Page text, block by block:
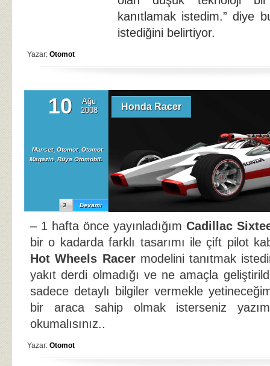
kanıtlamak istedim.” diye
istediğini belirtiyor.
Yazar: Otomot
10
Ağu
2008
Manset, Otomot, Otomot
Magazin, Rüya OtomobiL
Devamı
3
Honda Racer
– 1 hafta önce yayınladığım Cadillac
bir o kadarda farklı tasarımı ile çift pilot
Hot Wheels Racermodelini tanıtmak
yakıt derdi olmadığı ve ne amaçla
sadece detaylı bilgiler vermekle
bir araca sahip olmak isterseniz
okumalısınız..
Yazar: Otomot